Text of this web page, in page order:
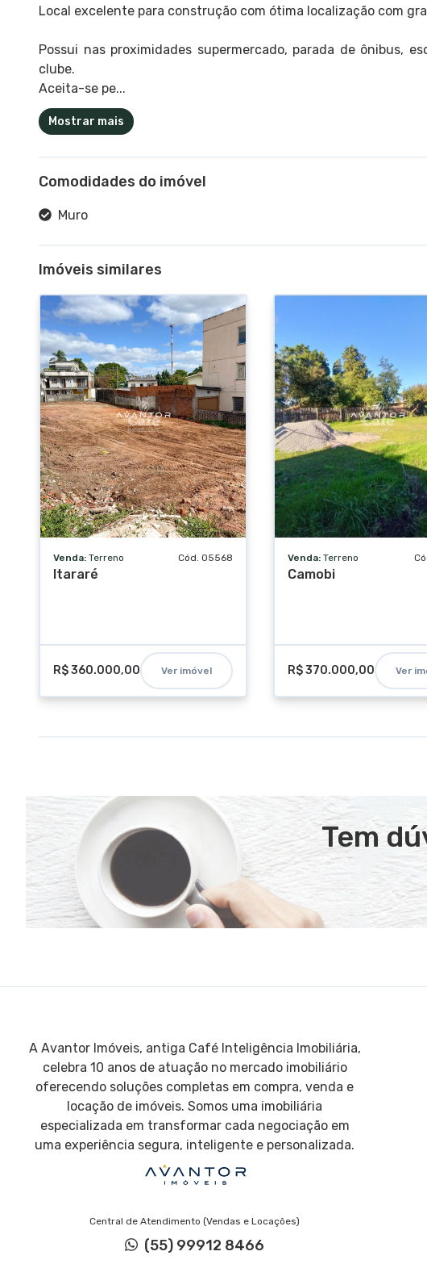
Local excelente para construção com ótima localização com
Possui nas proximidades supermercado, parada de ônibus,
clube.
Aceita-se pe...
Mostrar mais
Comodidades do imóvel
Muro
Imóveis similares
Venda: Terreno Cód. 05568
Itararé
R$ 360.000,00 Ver imóvel
Venda: Terreno
Camobi
R$ 370.000,00 Ver
Tem
A Avantor Imóveis, antiga Café Inteligência Imobiliária,
celebra 10 anos de atuação no mercado imobiliário
oferecendo soluções completas em compra, venda e
locação de imóveis. Somos uma imobiliária
especializada em transformar cada negociação em
uma experiência segura, inteligente e personalizada.
Central de Atendimento (Vendas e Locações)
(55) 99912 8466